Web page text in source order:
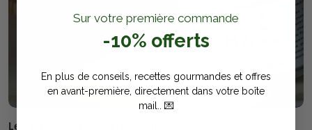
Les spécificités du matcha
​Sur votre première commande
-10% offerts
En plus de conseils, recettes gourmandes et offres
en avant-première, directement dans votre boîte
mail.
💌